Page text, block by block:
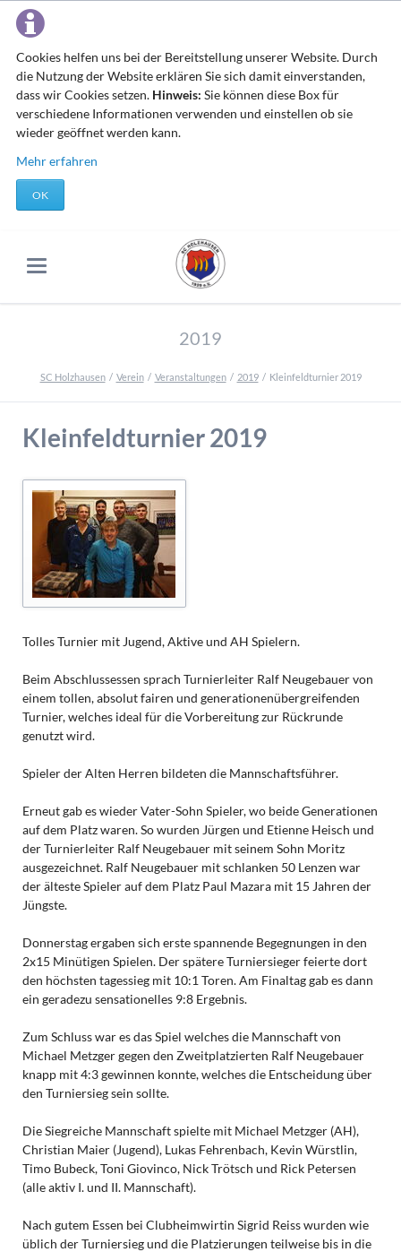
Cookies helfen uns bei der Bereitstellung unserer Website. Durch
die Nutzung der Website erklären Sie sich damit einverstanden,
dass wir Cookies setzen. Hinweis: Sie können diese Box für
verschiedene Informationen verwenden und einstellen ob sie
wieder geöffnet werden kann.
Mehr erfahren
OK
2019
SC Holzhausen Verein Veranstaltungen 2019 Kleinfeldturnier 2019
Kleinfeldturnier 2019
Tolles Turnier mit Jugend, Aktive und AH Spielern.
Beim Abschlussessen sprach Turnierleiter Ralf Neugebauer von
einem tollen, absolut fairen und generationenübergreifenden
Turnier, welches ideal für die Vorbereitung zur Rückrunde
genutzt wird.
Spieler der Alten Herren bildeten die Mannschaftsführer.
Erneut gab es wieder Vater-Sohn Spieler, wo beide Generationen
auf dem Platz waren. So wurden Jürgen und Etienne Heisch und
der Turnierleiter Ralf Neugebauer mit seinem Sohn Moritz
ausgezeichnet. Ralf Neugebauer mit schlanken 50 Lenzen war
der älteste Spieler auf dem Platz Paul Mazara mit 15 Jahren der
Jüngste.
Donnerstag ergaben sich erste spannende Begegnungen in den
2x15 Minütigen Spielen. Der spätere Turniersieger feierte dort
den höchsten tagessieg mit 10:1 Toren. Am Finaltag gab es dann
ein geradezu sensationelles 9:8 Ergebnis.
Zum Schluss war es das Spiel welches die Mannschaft von
Michael Metzger gegen den Zweitplatzierten Ralf Neugebauer
knapp mit 4:3 gewinnen konnte, welches die Entscheidung über
den Turniersieg sein sollte.
Die Siegreiche Mannschaft spielte mit Michael Metzger (AH),
Christian Maier (Jugend), Lukas Fehrenbach, Kevin Würstlin,
Timo Bubeck, Toni Giovinco, Nick Trötsch und Rick Petersen
(alle aktiv I. und II. Mannschaft).
Nach gutem Essen bei Clubheimwirtin Sigrid Reiss wurden wie
üblich der Turniersieg und die Platzierungen teilweise bis in die